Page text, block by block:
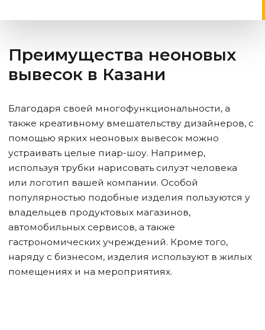
Преимущества неоновых
вывесок в Казани
Благодаря своей многофункциональности, а
также креативному вмешательству дизайнеров, с
помощью ярких неоновых вывесок можно
устраивать целые пиар-шоу. Например,
используя трубки нарисовать силуэт человека
или логотип вашей компании. Особой
популярностью подобные изделия пользуются у
владельцев продуктовых магазинов,
автомобильных сервисов, а также
гастрономических учреждений. Кроме того,
наряду с бизнесом, изделия используют в жилых
помещениях и на мероприятиях.